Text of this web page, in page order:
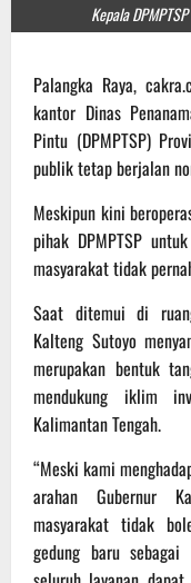
Kepala
Palangka Raya,
kantor Dinas
Pintu (DPMPTSP)
publik tetap berjalan
Meskipun kini
pihak DPMPTSP
masyarakat tidak
Saat ditemui di
Kalteng Sutoyo
merupakan bentuk
mendukung iklim
Kalimantan Tengah.
“Meski kami
arahan Gubernur
masyarakat tidak
gedung baru sebagai